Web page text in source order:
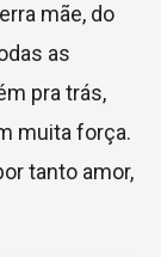
mãe, do
as
pra trás,
muita força.
tanto amor,